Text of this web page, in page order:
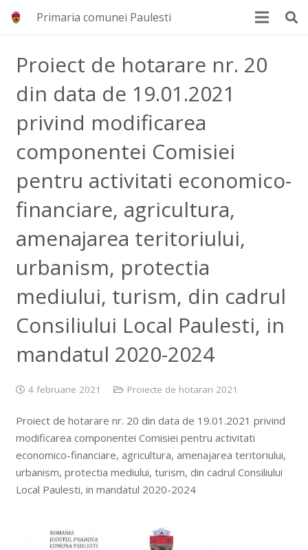
Primaria comunei Paulesti
Proiect de hotarare nr. 20
din data de 19.01.2021
privind modificarea
componentei Comisiei
pentru activitati economico-
financiare, agricultura,
amenajarea teritoriului,
urbanism, protectia
mediului, turism, din cadrul
Consiliului Local Paulesti, in
mandatul 2020-2024
4 februarie 2021 Proiecte de hotarari 2021
Proiect de hotarare nr. 20 din data de 19.01.2021 privind
modificarea componentei Comisiei pentru activitati
economico-financiare, agricultura, amenajarea teritoriului,
urbanism, protectia mediului, turism, din cadrul Consiliului
Local Paulesti, in mandatul 2020-2024